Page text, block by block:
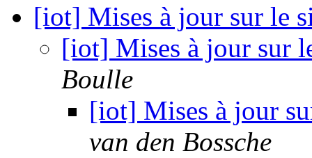
[iot] Mises à jour sur le
[iot] Mises à jour sur
Boulle
[iot] Mises à jour
van den Bossche